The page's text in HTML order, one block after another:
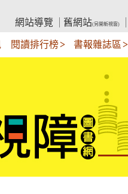
網站導覽
舊網站(另開新視窗)
閱讀排行榜 書報雜誌區